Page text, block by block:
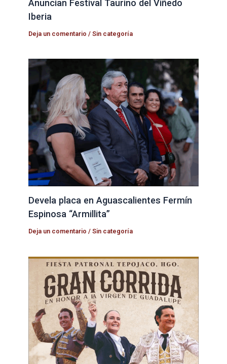
Anuncian Festival Taurino del Viñedo
Iberia
Deja un comentario /Sin categoría
Devela placa en Aguascalientes Fermín
Espinosa “Armillita”
Deja un comentario /Sin categoría